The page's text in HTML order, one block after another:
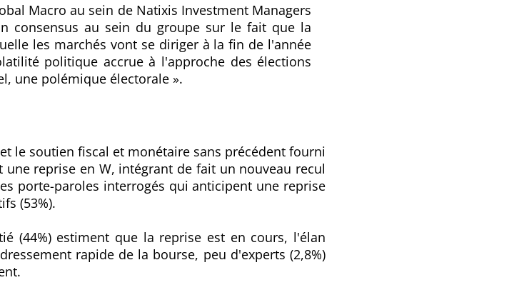
Macro au sein de Natixis Investment Managers
consensus au sein du groupe sur le fait que la
les marchés vont se diriger à la fin de l'année
politique accrue à l'approche des élections
une polémique électorale ».
le soutien fiscal et monétaire sans précédent fourni
reprise en W, intégrant de fait un nouveau recul
porte-paroles interrogés qui anticipent une reprise
(53%).
(44%) estiment que la reprise est en cours, l'élan
rapide de la bourse, peu d'experts (2,8%)